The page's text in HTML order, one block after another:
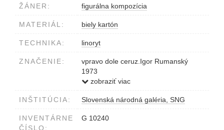
ŽÁNER: figurálna kompozícia
MATERIÁL: biely kartón
TECHNIKA: linoryt
ZNAČENIE:
vpravo dole ceruz.Igor Rumanský
1973
v strede Ranený priateľ 1945
zobraziť viac
INŠTITÚCIA: Slovenská národná galéria, SNG
INVENTÁRNE
ČÍSLO:
G 10240